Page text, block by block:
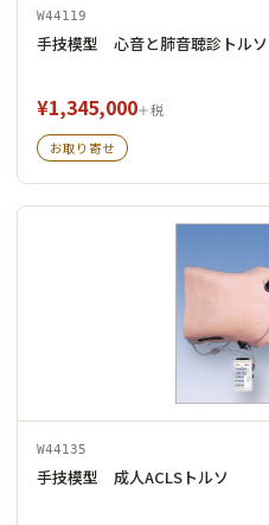
W44119
手技模型 心音と肺音聴診トルソ
¥1,345,000＋税
お取り寄せ
W44135
手技模型 成人ACLSトルソ